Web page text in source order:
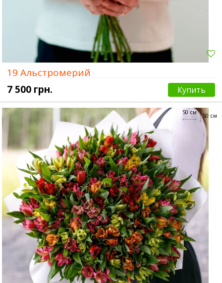
19 Альстромерий
7 500 грн.
Купить
50 см
50 см